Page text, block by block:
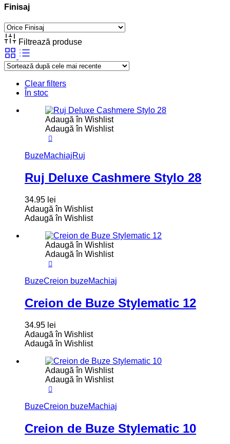
Finisaj
Filtrează produse
Clear filters
În stoc
Adaugă în Wishlist
Adaugă în Wishlist
BuzeMachiajRuj
Ruj Deluxe Cashmere Stylo 28
34.95 lei
Adaugă în Wishlist
Adaugă în Wishlist
Adaugă în Wishlist
Adaugă în Wishlist
BuzeCreion buzeMachiaj
Creion de Buze Stylematic 12
34.95 lei
Adaugă în Wishlist
Adaugă în Wishlist
Adaugă în Wishlist
Adaugă în Wishlist
BuzeCreion buzeMachiaj
Creion de Buze Stylematic 10